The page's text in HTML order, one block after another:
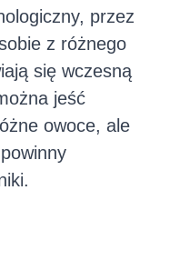
przez
z różnego
się wczesną
jeść
owoce, ale